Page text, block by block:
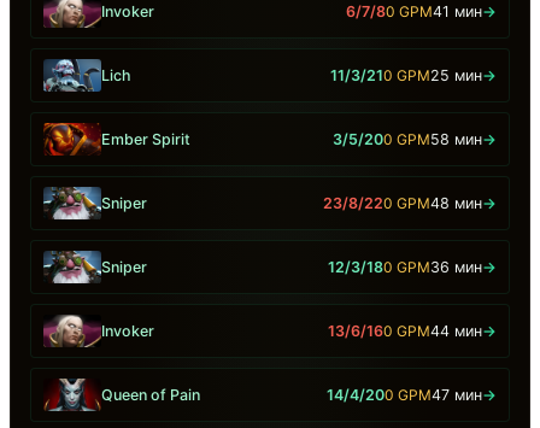
Invoker 6/7/80 GPM41 мин→
Lich 11/3/210 GPM25 мин→
Ember Spirit 3/5/200 GPM58 мин→
Sniper 23/8/220 GPM48 мин→
Sniper 12/3/180 GPM36 мин→
Invoker 13/6/160 GPM44 мин→
Queen of Pain 14/4/200 GPM47 мин→